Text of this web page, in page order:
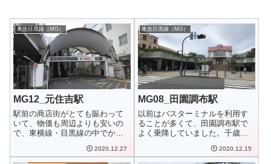
東急目黒線（MG）
MG12_元住吉駅
駅前の商店街がとても賑わって
いて、物価も周辺よりも安いの
で、東横線・目黒線の中でかな
2020.12.27
東急目黒線（MG）
MG08_田園調布駅
以前はバスターミナルを利用す
ることが多くて、田園調布駅で
よく乗降していました。千歳船
2020.12.15